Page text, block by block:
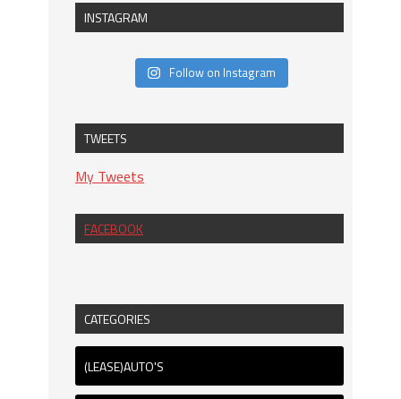
INSTAGRAM
Follow on Instagram
TWEETS
My Tweets
FACEBOOK
CATEGORIES
(LEASE)AUTO'S